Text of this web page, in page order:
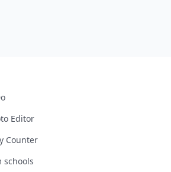
Editor
Counter
schools